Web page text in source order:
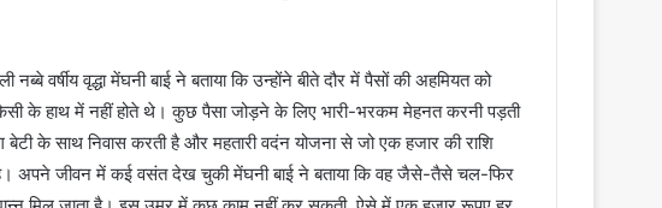
वर्षीय वृद्धा मेंघनी बाई ने बताया कि उन्होंने बीते दौर में पैसों की अहमियत को
के हाथ में नहीं होते थे। कुछ पैसा जोड़ने के लिए भारी-भरकम मेहनत करनी पड़ती
बेटी के साथ निवास करती है और महतारी वदंन योजना से जो एक हजार की राशि
अपने जीवन में कई वसंत देख चुकी मेंघनी बाई ने बताया कि वह जैसे-तैसे चल-फिर